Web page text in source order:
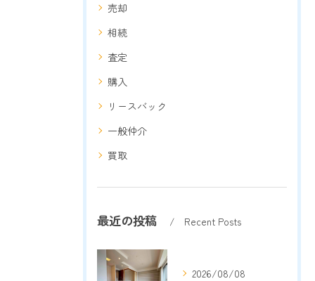
売却
相続
査定
購入
リースバック
一般仲介
買取
最近の投稿 Recent Posts
2026/08/08